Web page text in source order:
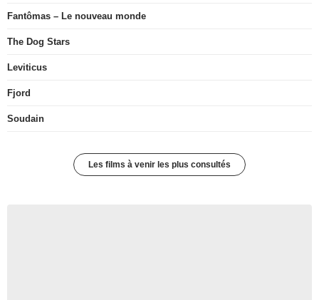
Fantômas – Le nouveau monde
The Dog Stars
Leviticus
Fjord
Soudain
Les films à venir les plus consultés